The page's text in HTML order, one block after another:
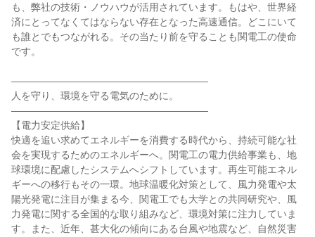
も、弊社の技術・ノウハウが活用されています。もはや、世界経
済にとってなくてはならない存在となった高速通信。どこにいて
も誰とでもつながれる。その当たり前を守ることも関電工の使命
です。
――――――――――――――――――――
人を守り、環境を守る電気のために。
――――――――――――――――――――
【電力安定供給】
快適を追い求めてエネルギーを消費する時代から、持続可能な社
会を実現するためのエネルギーへ。関電工の電力供給事業も、地
球環境に配慮したシステムへシフトしています。再生可能エネル
ギーへの移行もその一環。地球温暖化対策として、風力発電や太
陽光発電に注目が集まる今、関電工でも大学との共同研究や、風
力発電に関する全国的な取り組みなど、環境対策に注力していま
す。また、近年、甚大化の傾向にある台風や地震など、自然災害